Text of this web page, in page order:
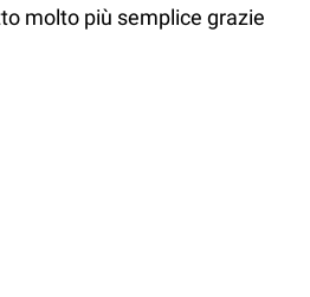
molto più semplice grazie